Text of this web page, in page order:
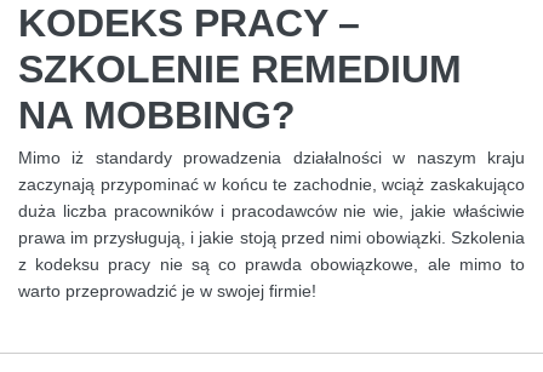
KODEKS PRACY –
SZKOLENIE REMEDIUM
NA MOBBING?
Mimo iż standardy prowadzenia działalności w naszym kraju
zaczynają przypominać w końcu te zachodnie, wciąż zaskakująco
duża liczba pracowników i pracodawców nie wie, jakie właściwie
prawa im przysługują, i jakie stoją przed nimi obowiązki. Szkolenia
z kodeksu pracy nie są co prawda obowiązkowe, ale mimo to
warto przeprowadzić je w swojej firmie!